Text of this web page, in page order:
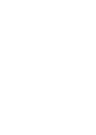
HR-